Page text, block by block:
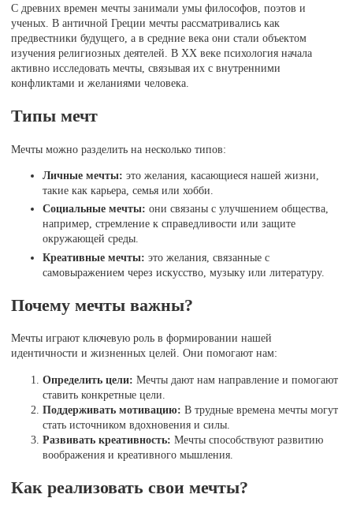
С древних времен мечты занимали умы философов, поэтов и
ученых. В античной Греции мечты рассматривались как
предвестники будущего, а в средние века они стали объектом
изучения религиозных деятелей. В XX веке психология начала
активно исследовать мечты, связывая их с внутренними
конфликтами и желаниями человека.
Типы мечт
Мечты можно разделить на несколько типов:
Личные мечты: это желания, касающиеся нашей жизни,
такие как карьера, семья или хобби.
Социальные мечты: они связаны с улучшением общества,
например, стремление к справедливости или защите
окружающей среды.
Креативные мечты: это желания, связанные с
самовыражением через искусство, музыку или литературу.
Почему мечты важны?
Мечты играют ключевую роль в формировании нашей
идентичности и жизненных целей. Они помогают нам:
Определить цели: Мечты дают нам направление и помогают
ставить конкретные цели.
Поддерживать мотивацию: В трудные времена мечты могут
стать источником вдохновения и силы.
Развивать креативность: Мечты способствуют развитию
воображения и креативного мышления.
Как реализовать свои мечты?